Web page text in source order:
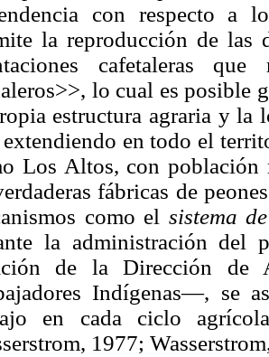
con respecto a
la reproducción de las
cafetaleras
lo cual es posible
estructura agraria y la
en todo el
Los Altos, con población
fábricas de
como el sistema
la administración del
de la Dirección de
Indígenas—, se
en cada ciclo
1977;